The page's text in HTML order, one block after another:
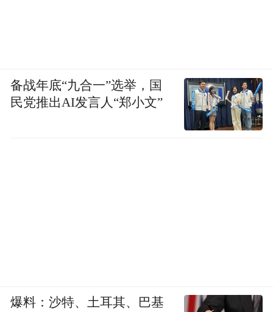
备战年底“九合一”选举，国
民党推出AI发言人“郑小文”
爆料：沙特、土耳其、巴基